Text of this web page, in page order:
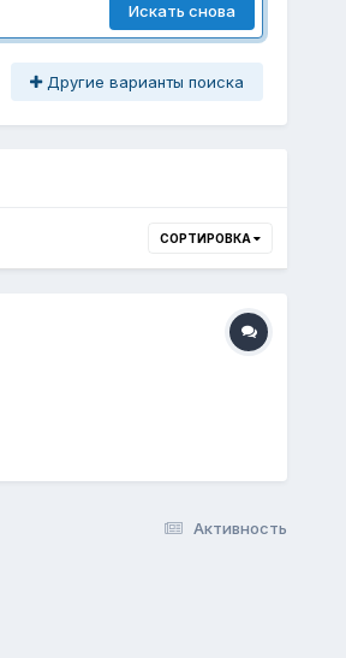
Искать снова
Другие варианты поиска
СОРТИРОВКА
Активность